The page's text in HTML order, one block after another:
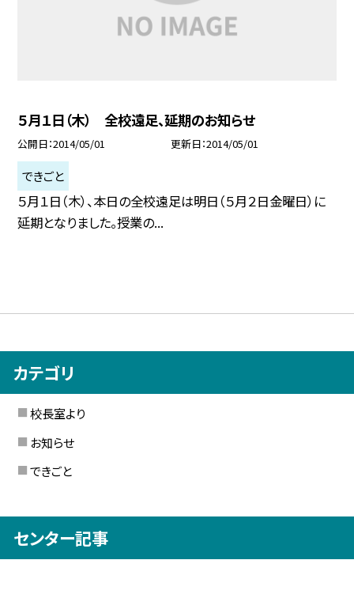
５月１日（木） 全校遠足、延期のお知らせ
公開日 2014/05/01 更新日 2014/05/01
できごと
５月１日（木）、本日の全校遠足は明日（５月２日金曜日）に
延期となりました。授業の...
カテゴリ
校長室より
お知らせ
できごと
センター記事